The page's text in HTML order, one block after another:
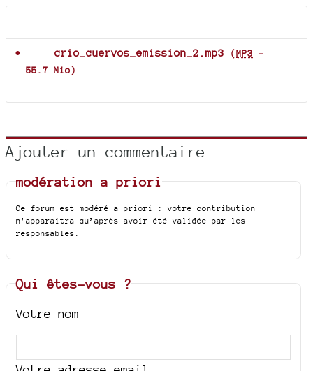
crio_cuervos_emission_2.mp3 (MP3 -
55.7 Mio)
Ajouter un commentaire
modération a priori
Ce forum est modéré a priori : votre contribution
n’apparaîtra qu’après avoir été validée par les
responsables.
Qui êtes-vous ?
Votre nom